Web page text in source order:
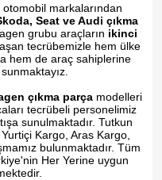
markalarından
Seat ve Audi çıkma
grubu araçların ikinci
aşan tecrübemizle hem ülke
hem de araç sahiplerine
çıkma parçamodelleri
tecrübeli personelimiz
sunulmaktadır. Tutkun
Kargo, Aras Kargo,
bulunmaktadır. Tüm
Her Yerine uygun